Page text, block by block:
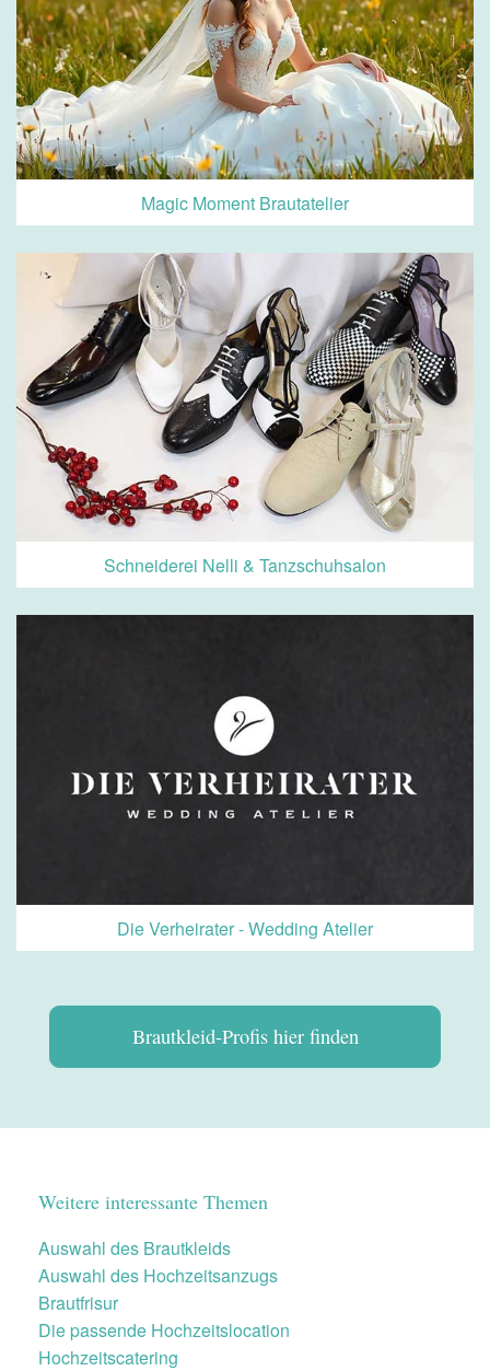
Magic Moment Brautatelier
Schneiderei Nelli & Tanzschuhsalon
Die Verheirater - Wedding Atelier
Brautkleid-Profis hier finden
Weitere interessante Themen
Auswahl des Brautkleids
Auswahl des Hochzeitsanzugs
Brautfrisur
Die passende Hochzeitslocation
Hochzeitscatering